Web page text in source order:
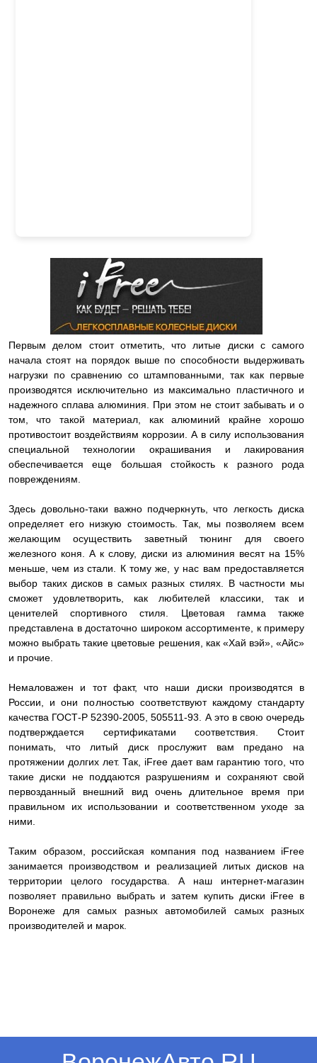
Первым делом стоит отметить, что литые диски с самого
начала стоят на порядок выше по способности выдерживать
нагрузки по сравнению со штампованными, так как первые
производятся исключительно из максимально пластичного и
надежного сплава алюминия. При этом не стоит забывать и о
том, что такой материал, как алюминий крайне хорошо
противостоит воздействиям коррозии. А в силу использования
специальной технологии окрашивания и лакирования
обеспечивается еще большая стойкость к разного рода
повреждениям.
Здесь довольно-таки важно подчеркнуть, что легкость диска
определяет его низкую стоимость. Так, мы позволяем всем
желающим осуществить заветный тюнинг для своего
железного коня. А к слову, диски из алюминия весят на 15%
меньше, чем из стали. К тому же, у нас вам предоставляется
выбор таких дисков в самых разных стилях. В частности мы
сможет удовлетворить, как любителей классики, так и
ценителей спортивного стиля. Цветовая гамма также
представлена в достаточно широком ассортименте, к примеру
можно выбрать такие цветовые решения, как «Хай вэй», «Айс»
и прочие.
Немаловажен и тот факт, что наши диски производятся в
России, и они полностью соответствуют каждому стандарту
качества ГОСТ-Р 52390-2005, 505511-93. А это в свою очередь
подтверждается сертификатами соответствия. Стоит
понимать, что литый диск прослужит вам предано на
протяжении долгих лет. Так, iFree дает вам гарантию того, что
такие диски не поддаются разрушениям и сохраняют свой
первозданный внешний вид очень длительное время при
правильном их использовании и соответственном уходе за
ними.
Таким образом, российская компания под названием iFree
занимается производством и реализацией литых дисков на
территории целого государства. А наш интернет-магазин
позволяет правильно выбрать и затем купить диски iFree в
Воронеже для самых разных автомобилей самых разных
производителей и марок.